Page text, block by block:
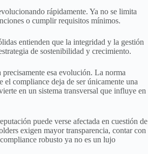
rápidamente. Ya no se limita
o cumplir requisitos mínimos.
entienden que la integridad y la gestión
de sostenibilidad y crecimiento.
esa evolución. La norma
el compliance deja de ser únicamente una
en un sistema transversal que influye en
puede verse afectada en cuestión de
exigen mayor transparencia, contar con
robusto ya no es un lujo